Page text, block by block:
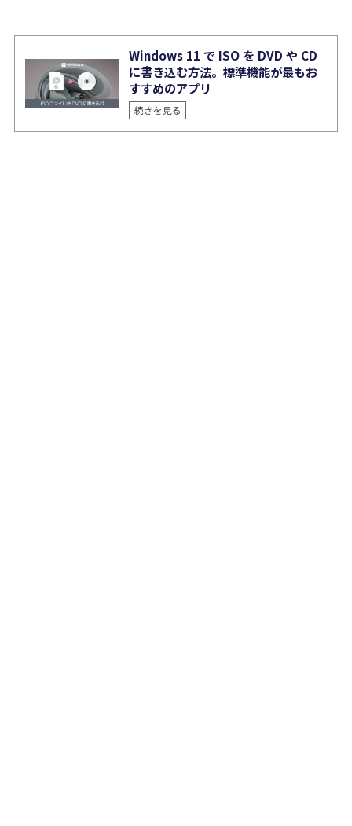
Windows 11 で ISO を DVD や CD
に書き込む方法。標準機能が最もお
すすめのアプリ
続きを見る